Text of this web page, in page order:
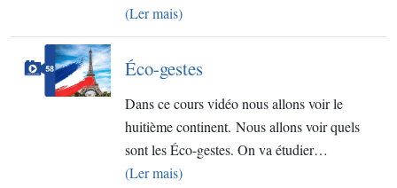
(Ler mais)
Éco-gestes
Dans ce cours vidéo nous allons voir le
huitième continent. Nous allons voir quels
sont les Éco-gestes. On va étudier…
(Ler mais)